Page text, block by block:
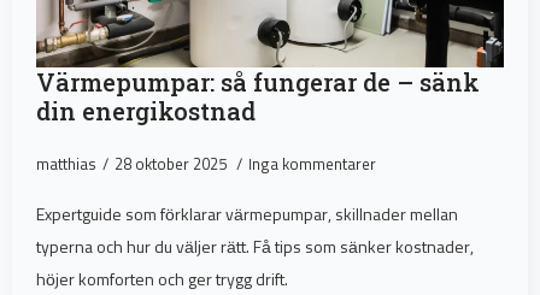
Värmepumpar: så fungerar de – sänk
din energikostnad
matthias 28 oktober 2025 Inga kommentarer
Expertguide som förklarar värmepumpar, skillnader mellan
typerna och hur du väljer rätt. Få tips som sänker kostnader,
höjer komforten och ger trygg drift.